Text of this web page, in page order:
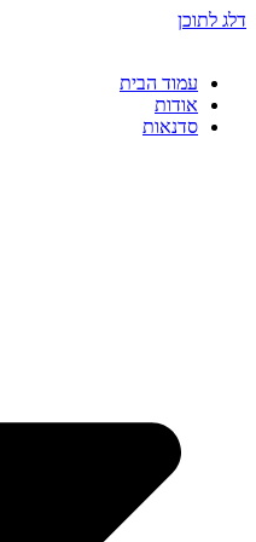
דלג לתוכן
עמוד הבית
אודות
סדנאות